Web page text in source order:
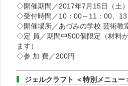
◇開催期間／2017年7月15日（土）
◇受付時間／10：00～11：00、
◇開催場所／あづみの学校 芸術教
◇定 員／期間中500個限定（材料
ます）
◇参 加 費／200円
ジェルクラフト ＜特別メニュー